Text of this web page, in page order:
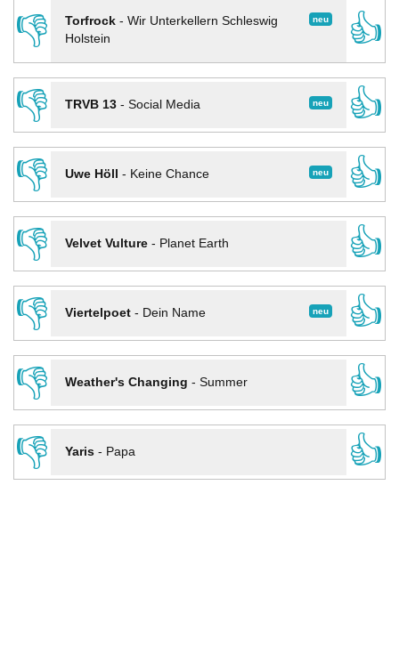
👎
neu
Torfrock- Wir Unterkellern Schleswig
Holstein
👍
👎
neu
TRVB 13- Social Media
👍
👎
neu
Uwe Höll - Keine Chance
👍
👎
Velvet Vulture- Planet Earth
👍
👎
neu
Viertelpoet- Dein Name
👍
👎
Weather's Changing - Summer
👍
👎
Yaris- Papa 👍